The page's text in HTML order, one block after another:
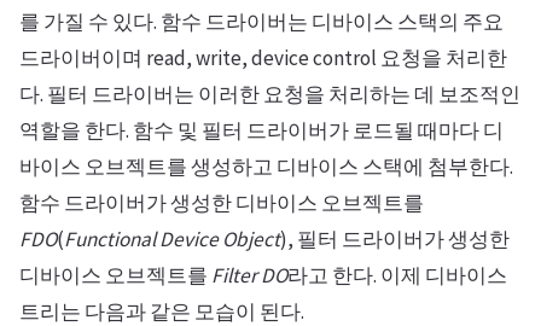
를 가질 수 있다. 함수 드라이버는 디바이스 스택의 주요
드라이버이며 read, write, device control 요청을 처리한
다. 필터 드라이버는 이러한 요청을 처리하는 데 보조적인
역할을 한다. 함수 및 필터 드라이버가 로드될 때마다 디
바이스 오브젝트를 생성하고 디바이스 스택에 첨부한다.
함수 드라이버가 생성한 디바이스 오브젝트를
FDO(Functional Device Object), 필터 드라이버가 생성한
디바이스 오브젝트를 Filter DO라고 한다. 이제 디바이스
트리는 다음과 같은 모습이 된다.